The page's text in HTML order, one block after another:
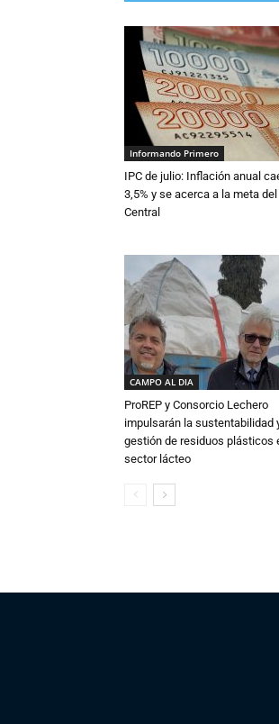
Informando Primero
IPC de julio: Inflación anual
3,5% y se acerca a la meta
Central
CAMPO AL DIA
ProREP y Consorcio Lechero
impulsarán la sustentabilidad
gestión de residuos plásticos
sector lácteo